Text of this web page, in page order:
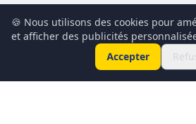
🍪 Nous utilisons des cookies pour
et afficher des publicités
Accepter